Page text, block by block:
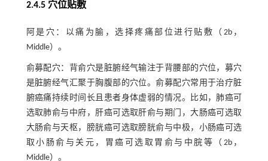
2.4.5 穴位贴敷
阿是穴：以痛为腧，选择疼痛部位进行贴敷（2b，
Middle）。
俞募配穴：背俞穴是脏腑经气输注于背腰部的穴位，募穴
是脏腑经气汇聚于胸腹部的穴位。俞募配穴常用于治疗脏
腑癌痛持续时间长且患者身体虚弱的情况。比如，肺癌可
选取肺俞与中府，肝癌可选取肝俞与期门，大肠癌可选取
大肠俞与天枢，膀胱癌可选取膀胱俞与中极，小肠癌可选
取小肠俞与关元，胃癌可选取胃俞与中脘等（2b，
Middle）。